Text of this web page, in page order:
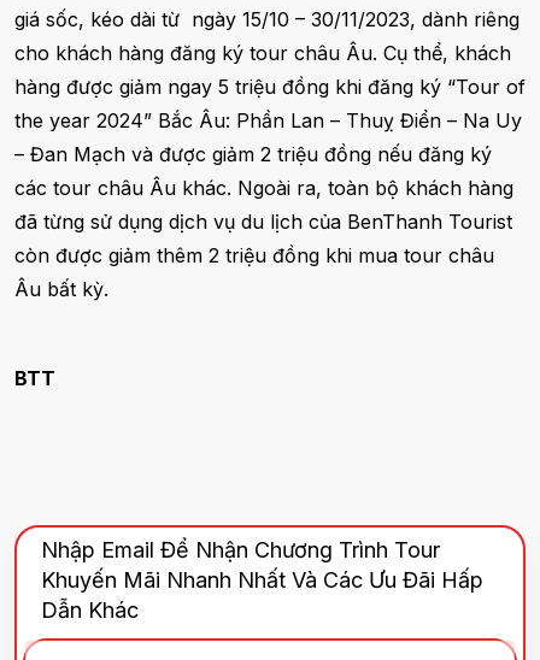
giá sốc, kéo dài từ ngày 15/10 – 30/11/2023, dành riêng
cho khách hàng đăng ký tour châu Âu. Cụ thể, khách
hàng được giảm ngay 5 triệu đồng khi đăng ký “Tour of
the year 2024” Bắc Âu: Phần Lan – Thuỵ Điển – Na Uy
– Đan Mạch và được giảm 2 triệu đồng nếu đăng ký
các tour châu Âu khác. Ngoài ra, toàn bộ khách hàng
đã từng sử dụng dịch vụ du lịch của BenThanh Tourist
còn được giảm thêm 2 triệu đồng khi mua tour châu
Âu bất kỳ.
BTT
Nhập Email Để Nhận Chương Trình Tour
Khuyến Mãi Nhanh Nhất Và Các Ưu Đãi Hấp
Dẫn Khác